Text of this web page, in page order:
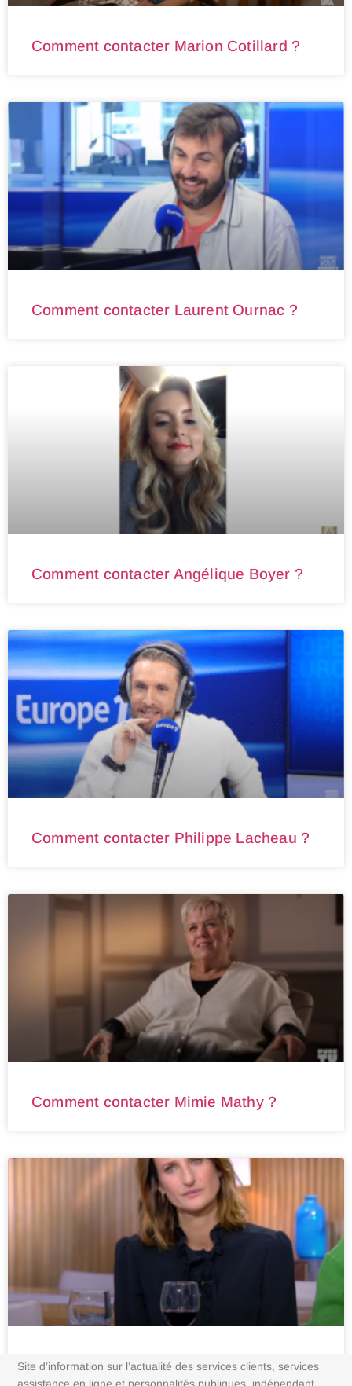
Comment contacter Marion Cotillard ?
Comment contacter Laurent Ournac ?
Comment contacter Angélique Boyer ?
Comment contacter Philippe Lacheau ?
Comment contacter Mimie Mathy ?
Comment contacter Camille Cottin ?
Site d’information sur l’actualité des services clients, services
assistance en ligne et personnalités publiques, indépendant